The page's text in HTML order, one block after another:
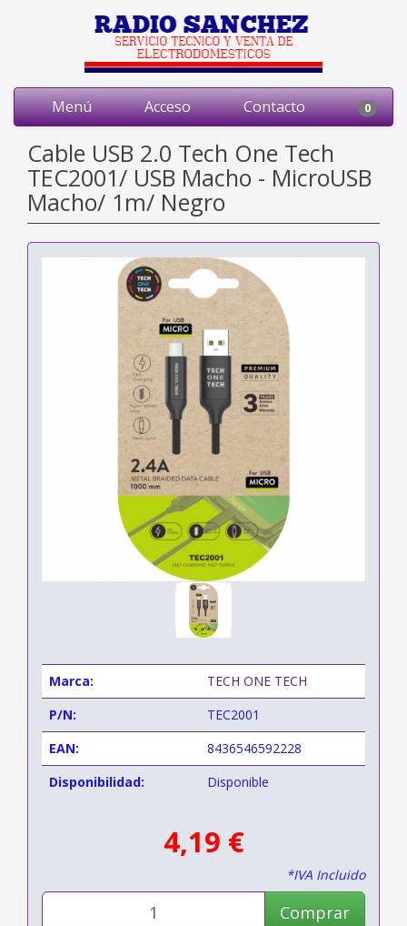
Menú Acceso Contacto 0
Cable USB 2.0 Tech One Tech
TEC2001/ USB Macho - MicroUSB
Macho/ 1m/ Negro
Marca:
TECH ONE TECH
P/N:
TEC2001
EAN:
8436546592228
Disponibilidad:
Disponible
4,19 €
*IVA Incluido
Comprar